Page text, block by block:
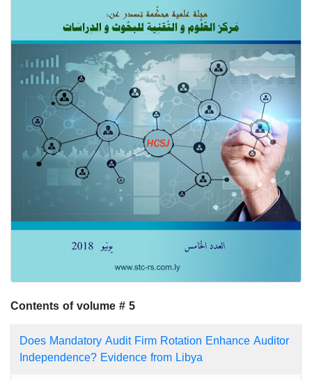
Contents of volume # 5
Does Mandatory Audit Firm Rotation Enhance Auditor
Independence? Evidence from Libya